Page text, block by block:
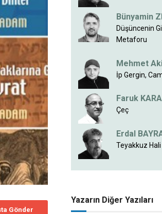
Gönder
Bünyamin
Düşüncenin
Metaforu
Mehmet
İp Gergin,
Faruk
Çeç
Erdal
Teyakkuz Hali
Yazarın Diğer Yazıları